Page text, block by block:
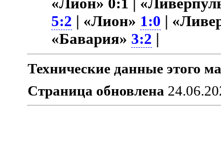
5:2 | «Лион» 1:0 |
«Бавария» 3:2 |
Технические данные этого
Страница обновлена